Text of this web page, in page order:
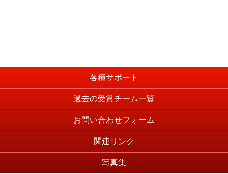
各種サポート
過去の受賞チーム一覧
お問い合わせフォーム
関連リンク
写真集